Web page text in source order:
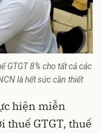
GTGT 8% cho tất cả các
là hết sức cần thiết
hiện miễn
thuế GTGT, thuế